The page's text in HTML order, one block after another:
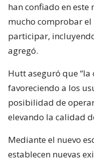
han confiado en este
mucho comprobar
participar,
agregó.
Hutt aseguró que
favoreciendo a los
posibilidad de
elevando la calidad
Mediante el nuevo
establecen nuevas